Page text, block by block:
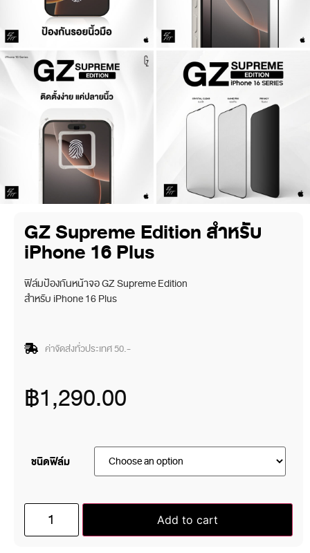
GZ Supreme Edition สำหรับ
iPhone 16 Plus
ฟิล์มป้องกันหน้าจอ GZ Supreme Edition
สำหรับ iPhone 16 Plus
ค่าจัดส่งทั่วประเทศ 50.-
฿1,290.00
ชนิดฟิล์ม
Add to cart